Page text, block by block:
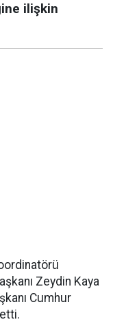
ilişkin
Zeydin Kaya
Cumhur